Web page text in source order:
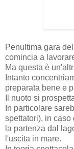
Penultima gara
comincia a
Ma questa è
Intanto
preparata bene e
Il nuoto si
In particolare
spettatori), in caso
la partenza dal
l'uscita in mare.